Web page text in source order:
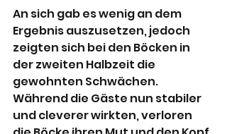
An sich gab es wenig an dem
Ergebnis auszusetzen, jedoch
zeigten sich bei den Böcken in
der zweiten Halbzeit die
gewohnten Schwächen.
Während die Gäste nun stabiler
und cleverer wirkten, verloren